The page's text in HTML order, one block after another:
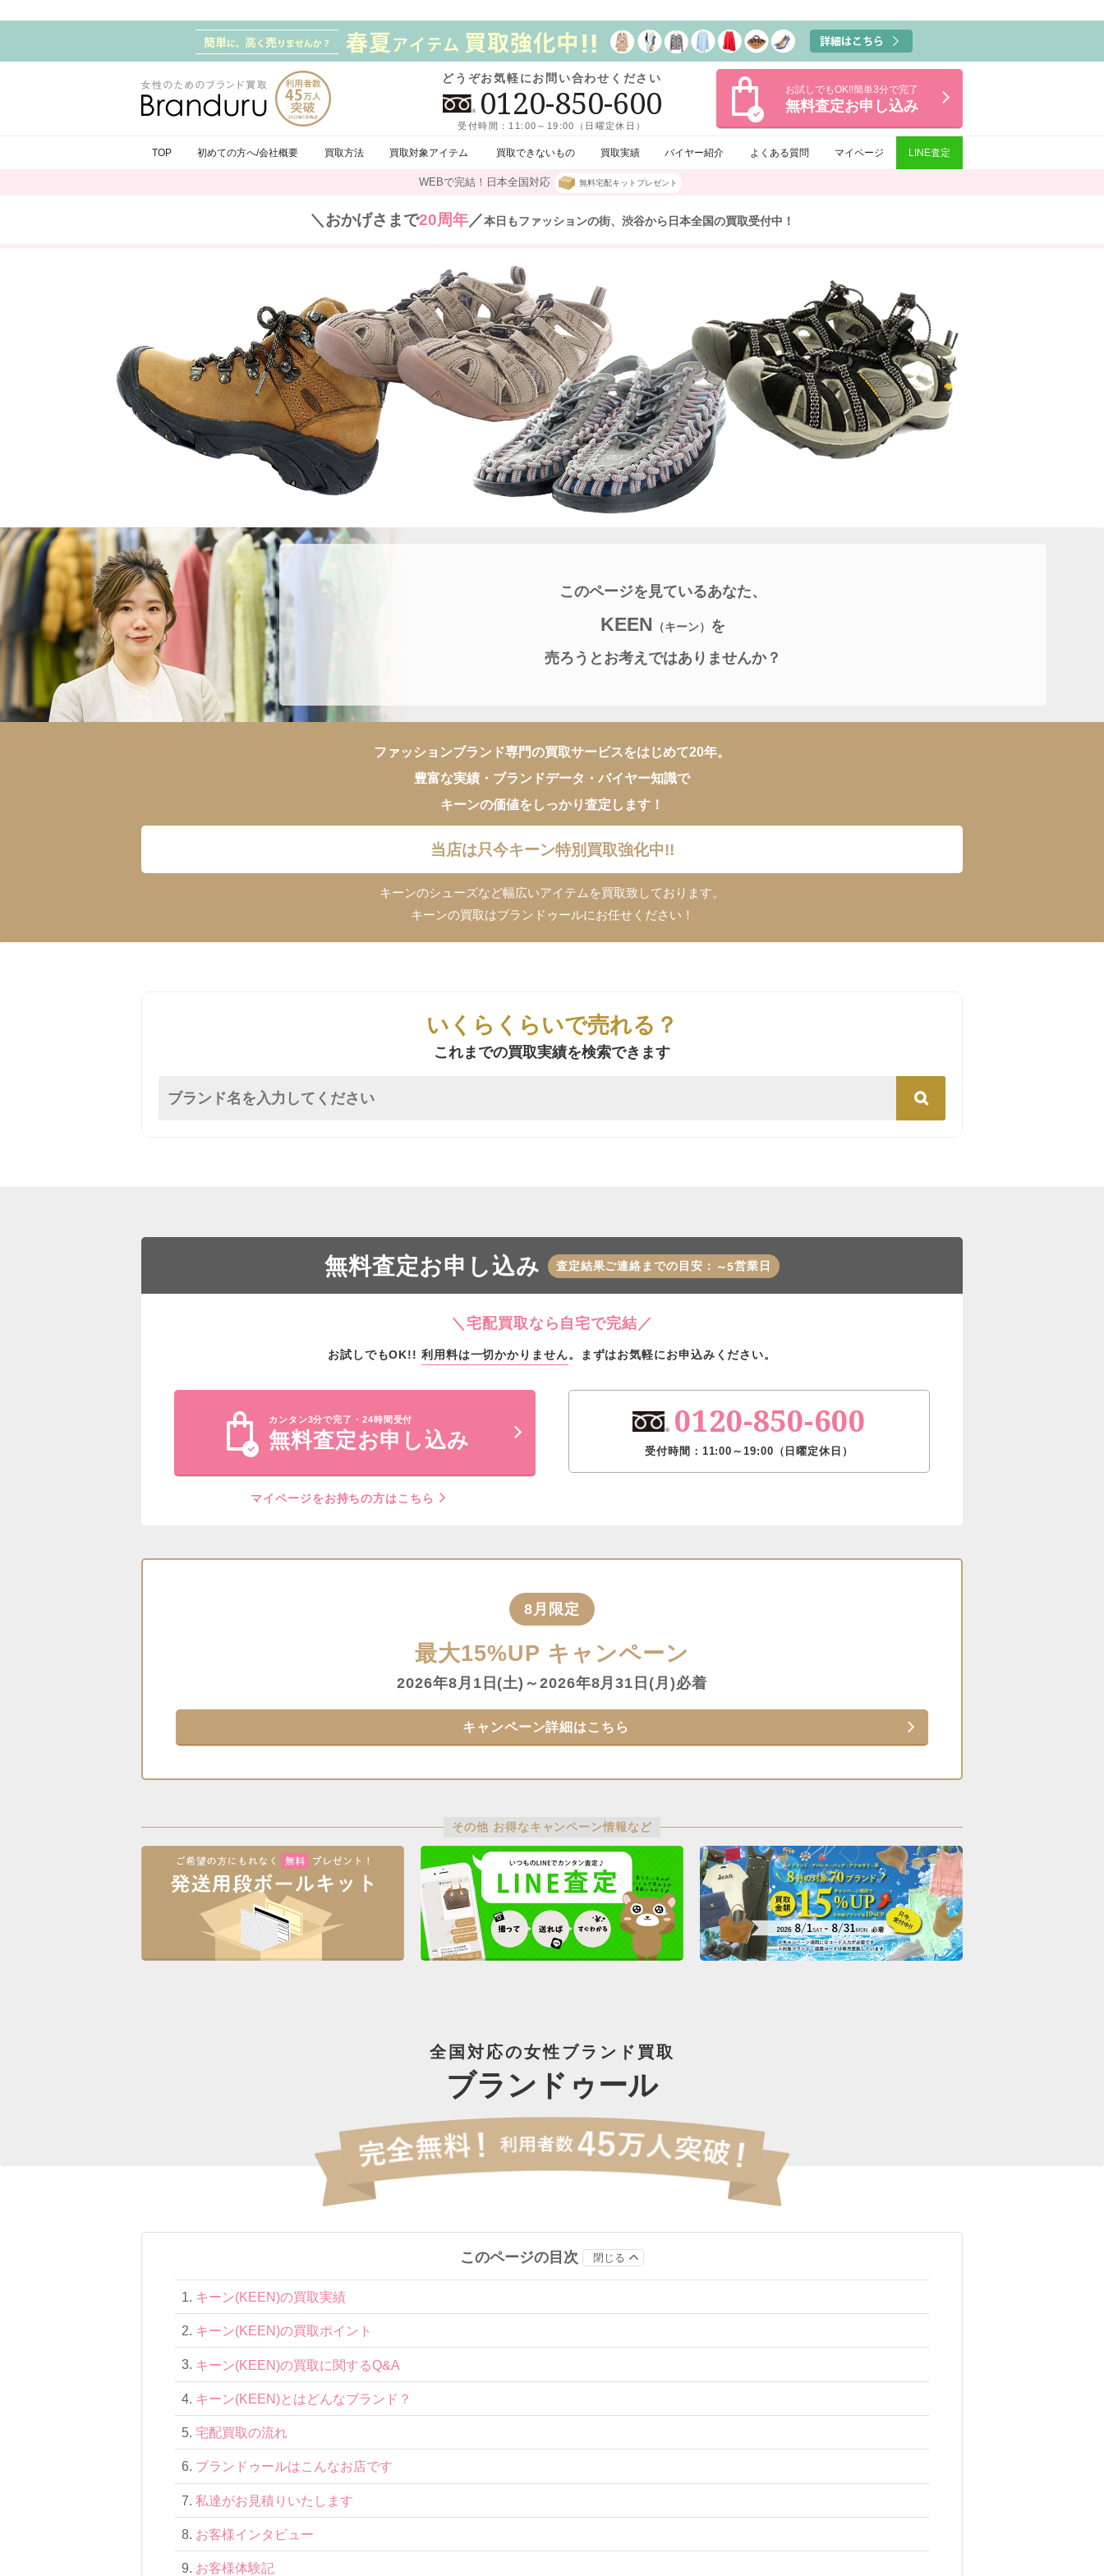
どうぞお気軽にお問い合わせください
0120-850-600
受付時間：11:00～19:00（日曜定休日）
お試しでもOK!!簡単3分で完了
無料査定お申し込み
TOP 初めての方へ/会社概要 買取方法 買取対象アイテム 買取できないもの 買取実績 バイヤー紹介 よくある質問 マイページ LINE査定
WEBで完結！日本全国対応 無料宅配キットプレゼント
＼おかげさまで20周年／本日もファッションの街、渋谷から日本全国の買取受付中！
このページを見ているあなた、
KEEN （キーン）
を
売ろうとお考えではありませんか？
ファッションブランド専門の買取サービスをはじめて20年。
豊富な実績・ブランドデータ・バイヤー知識で
キーンの価値をしっかり査定します！
当店は只今キーン特別買取強化中!!
キーンのシューズなど幅広いアイテムを買取致しております。
キーンの買取はブランドゥールにお任せください！
いくらくらいで売れる？
これまでの買取実績を検索できます
無料査定お申し込み 査定結果ご連絡までの目安： ～5営業日
＼宅配買取なら自宅で完結／
お試しでもOK!! 利用料は一切かかりません。 まずはお気軽にお申込みください。
カンタン3分で完了・24時間受付
無料査定お申し込み
マイページをお持ちの方はこちら
0120-850-600
受付時間：11:00～19:00（日曜定休日）
8月限定
最大15%UP キャンペーン
2026年8月1日(土)～2026年8月31日(月)必着
キャンペーン詳細はこちら
その他 お得なキャンペーン情報など
全国対応の女性ブランド買取
ブランドゥール
このページの目次 閉じる
キーン(KEEN)の買取実績
キーン(KEEN)の買取ポイント
キーン(KEEN)の買取に関するQ&A
キーン(KEEN)とはどんなブランド？
宅配買取の流れ
ブランドゥールはこんなお店です
私達がお見積りいたします
お客様インタビュー
お客様体験記